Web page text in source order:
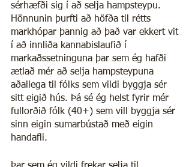
sérhæfði sig í að selja hampsteypu.
Hönnunin þurfti að höfða til rétts
markhópar þannig að það var ekkert vit
í að innliða kannabislaufið í
markaðssetninguna þar sem ég hafði
ætlað mér að selja hampsteypuna
aðallega til fólks sem vildi byggja sér
sitt eigið hús. Þá sé ég helst fyrir mér
fullorðið fólk (40+) sem vill byggja sér
sinn eigin sumarbústað með eigin
handafli.